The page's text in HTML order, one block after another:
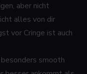
aber nicht
alles von dir
vor Cringe ist auch
smooth